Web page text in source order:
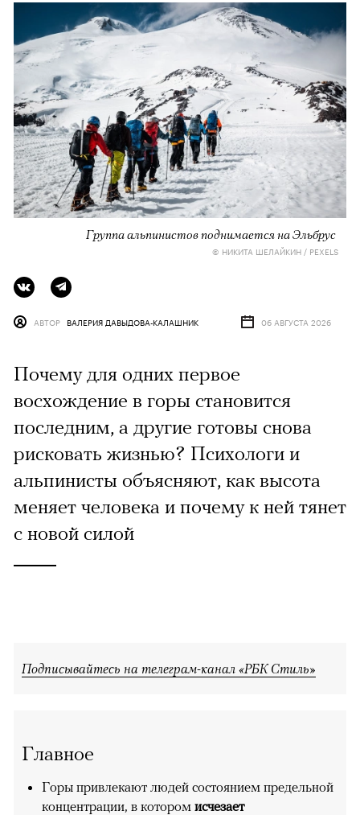
Группа альпинистов поднимается на Эльбрус
© НИКИТА ШЕЛАЙКИН / PEXELS
АВТОР ВАЛЕРИЯ ДАВЫДОВА-КАЛАШНИК 06 АВГУСТА 2026
Почему для одних первое
восхождение в горы становится
последним, а другие готовы снова
рисковать жизнью? Психологи и
альпинисты объясняют, как высота
меняет человека и почему к ней тянет
с новой силой
Подписывайтесь на телеграм-канал «РБК Стиль»
Главное
Горы привлекают людей состоянием предельной
концентрации, в котором исчезает